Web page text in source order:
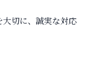
切に、誠実な対応